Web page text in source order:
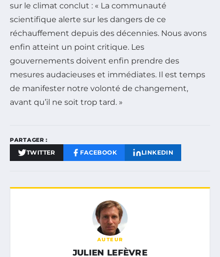
sur le climat conclut : « La communauté
scientifique alerte sur les dangers de ce
réchauffement depuis des décennies. Nous avons
enfin atteint un point critique. Les
gouvernements doivent enfin prendre des
mesures audacieuses et immédiates. Il est temps
de manifester notre volonté de changement,
avant qu’il ne soit trop tard. »
PARTAGER :
TWITTER FACEBOOK LINKEDIN
AUTEUR
JULIEN LEFÈVRE